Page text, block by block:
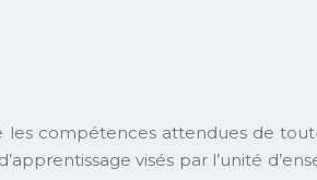
les compétences attendues de
visés par l’unité